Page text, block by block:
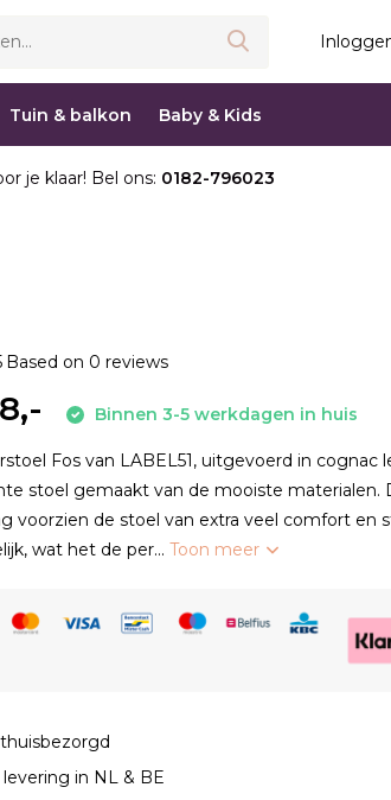
Tuin & balkon Baby & Kids
je klaar! Bel ons: 0182-796023
Based on 0 reviews
Binnen 3-5 werkdagen in huis
Fos van LABEL51, uitgevoerd in cognac
stoel gemaakt van de mooiste materialen.
voorzien de stoel van extra veel comfort en
wat het de per...Toon meer
levering in NL & BE